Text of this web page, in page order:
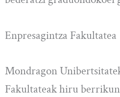
Enpresagintza Fakultatea
Mondragon
Fakultateak hiru